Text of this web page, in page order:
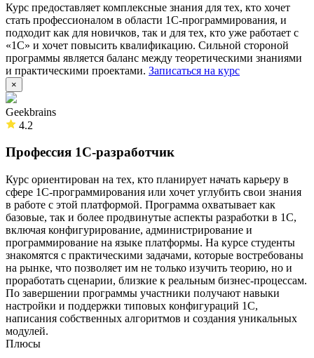
Курс предоставляет комплексные знания для тех, кто хочет
стать профессионалом в области 1С-программирования, и
подходит как для новичков, так и для тех, кто уже работает с
«1С» и хочет повысить квалификацию. Сильной стороной
программы является баланс между теоретическими знаниями
и практическими проектами. Записаться на курс
×
Geekbrains
4.2
Профессия 1С-разработчик
Курс ориентирован на тех, кто планирует начать карьеру в
сфере 1С-программирования или хочет углубить свои знания
в работе с этой платформой. Программа охватывает как
базовые, так и более продвинутые аспекты разработки в 1С,
включая конфигурирование, администрирование и
программирование на языке платформы. На курсе студенты
знакомятся с практическими задачами, которые востребованы
на рынке, что позволяет им не только изучить теорию, но и
проработать сценарии, близкие к реальным бизнес-процессам.
По завершении программы участники получают навыки
настройки и поддержки типовых конфигураций 1С,
написания собственных алгоритмов и создания уникальных
модулей.
Плюсы